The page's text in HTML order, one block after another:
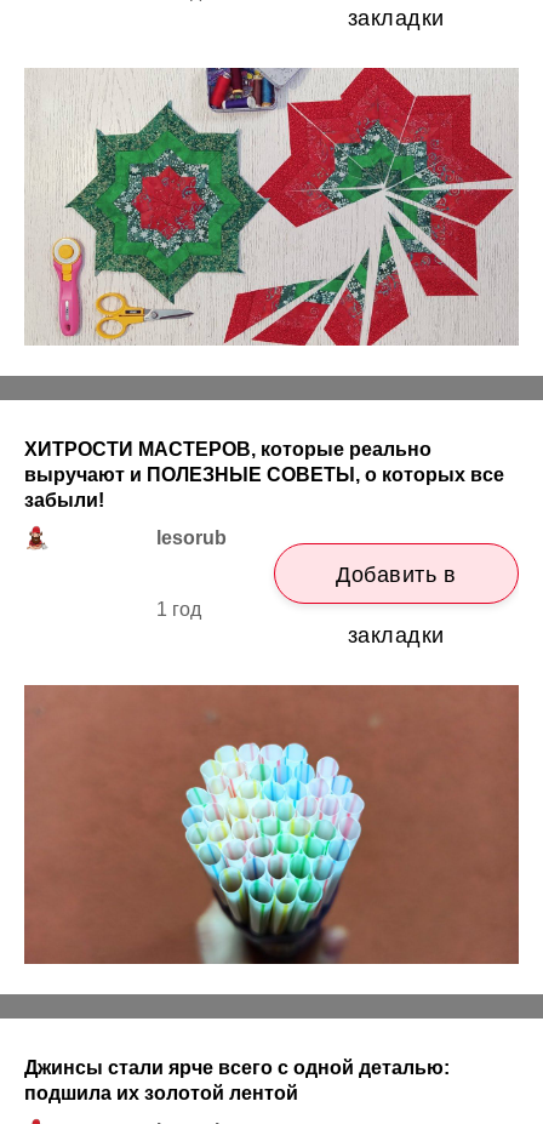
закладки
ХИТРОСТИ МАСТЕРОВ, которые реально
выручают и ПОЛЕЗНЫЕ СОВЕТЫ, о которых все
забыли!
lesorub
1 год
Добавить в
закладки
Джинсы стали ярче всего с одной деталью:
подшила их золотой лентой